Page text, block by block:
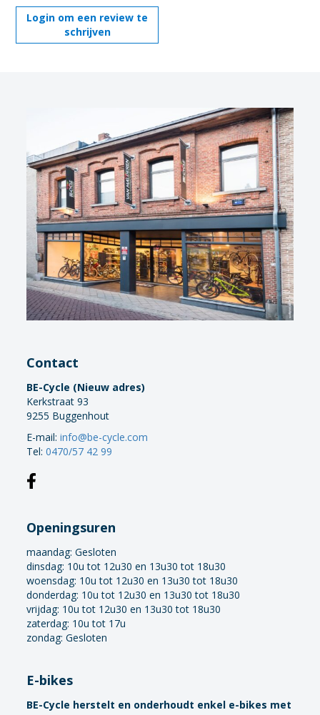
Login om een review te
schrijven
Contact
BE-Cycle (Nieuw adres)
Kerkstraat 93
9255 Buggenhout
E-mail:info@be-cycle.com
Tel:0470/57 42 99
Openingsuren
maandag:Gesloten
dinsdag: 10u tot 12u30 en 13u30 tot 18u30
woensdag: 10u tot 12u30 en 13u30 tot 18u30
donderdag: 10u tot 12u30 en 13u30 tot 18u30
vrijdag: 10u tot 12u30 en 13u30 tot 18u30
zaterdag: 10u tot 17u
zondag: Gesloten
E-bikes
BE-Cycle herstelt en onderhoudt enkel e-bikes met